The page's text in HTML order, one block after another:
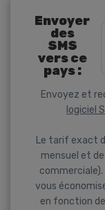
Envoyer
des
SMS
vers ce
pays :
Envoyez et
logiciel
Le tarif exact
mensuel et
commerciale).
vous
en fonction